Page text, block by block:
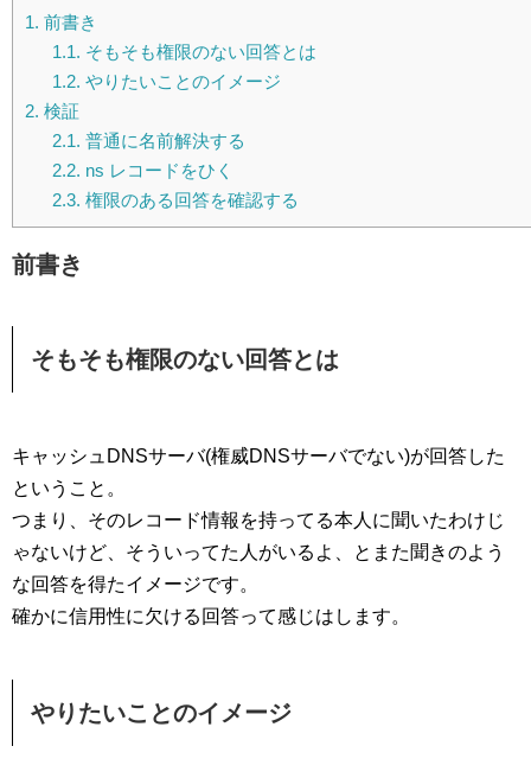
1. 前書き
1.1. そもそも権限のない回答とは
1.2. やりたいことのイメージ
2. 検証
2.1. 普通に名前解決する
2.2. ns レコードをひく
2.3. 権限のある回答を確認する
前書き
そもそも権限のない回答とは
キャッシュDNSサーバ(権威DNSサーバでない)が回答した
ということ。
つまり、そのレコード情報を持ってる本人に聞いたわけじ
ゃないけど、そういってた人がいるよ、とまた聞きのよう
な回答を得たイメージです。
確かに信用性に欠ける回答って感じはします。
やりたいことのイメージ